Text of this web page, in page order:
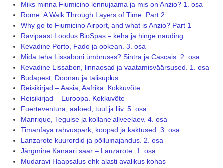
Miks minna Fiumicino lennujaama ja mis on Anzio? 1. osa
Rome: A Walk Through Layers of Time. Part 2
Why go to Fiumicino Airport, and what is Anzio? Part 1
Ravipaast Loodus BioSpas – keha ja hinge nauding
Kevadine Porto, Fado ja ookean. 3. osa
Mida teha Lissaboni ümbruses? Sintra ja Cascais. 2. osa
Kevadine Lissabon, linnaosad ja vaatamisväärsused. 1. osa
Budapest, Doonau ja talisuplus
Reisikirjad – Aasia, Aafrika. Kokkuvõte
Reisikirjad – Euroopa. Kokkuvõte
Fuerteventura, aaloed, tuul ja liiv. 5. osa
Manrique, Teguise ja kollane allveelaev. 4. osa
Timanfaya rahvuspark, koopad ja kaktused. 3. osa
Lanzarote kuurordid ja põllumajandus. 2. osa
Järgmine Kanaari saar – Lanzarote. 1. osa
Mudaravi Haapsalus ehk alasti avalikus kohas